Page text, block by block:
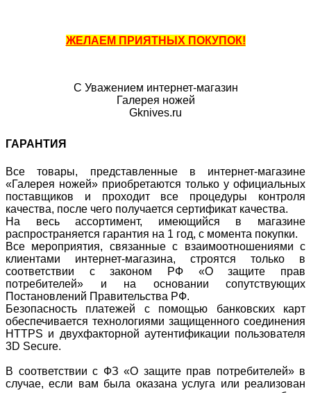
ЖЕЛАЕМ ПРИЯТНЫХ ПОКУПОК!
С Уважением интернет-магазин
Галерея ножей
Gknives.ru
ГАРАНТИЯ
Все товары, представленные в интернет-магазине
«Галерея ножей» приобретаются только у официальных
поставщиков и проходит все процедуры контроля
качества, после чего получается сертификат качества.
На весь ассортимент, имеющийся в магазине
распространяется гарантия на 1 год, с момента покупки.
Все мероприятия, связанные с взаимоотношениями с
клиентами интернет-магазина, строятся только в
соответствии с законом РФ «О защите прав
потребителей» и на основании сопутствующих
Постановлений Правительства РФ.
Безопасность платежей с помощью банковских карт
обеспечивается технологиями защищенного соединения
HTTPS и двухфакторной аутентификации пользователя
3D Secure.
В соответствии с ФЗ «О защите прав потребителей» в
случае, если вам была оказана услуга или реализован